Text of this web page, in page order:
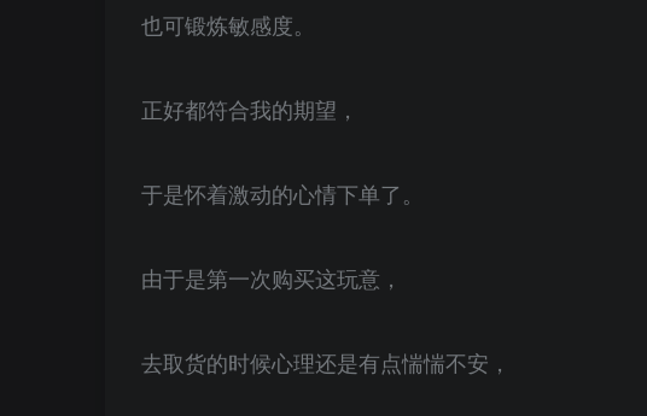
也可锻炼敏感度。
正好都符合我的期望，
于是怀着激动的心情下单了。
由于是第一次购买这玩意，
去取货的时候心理还是有点惴惴不安，